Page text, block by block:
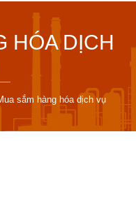
HÓA DỊCH
sắm hàng hóa dịch vụ